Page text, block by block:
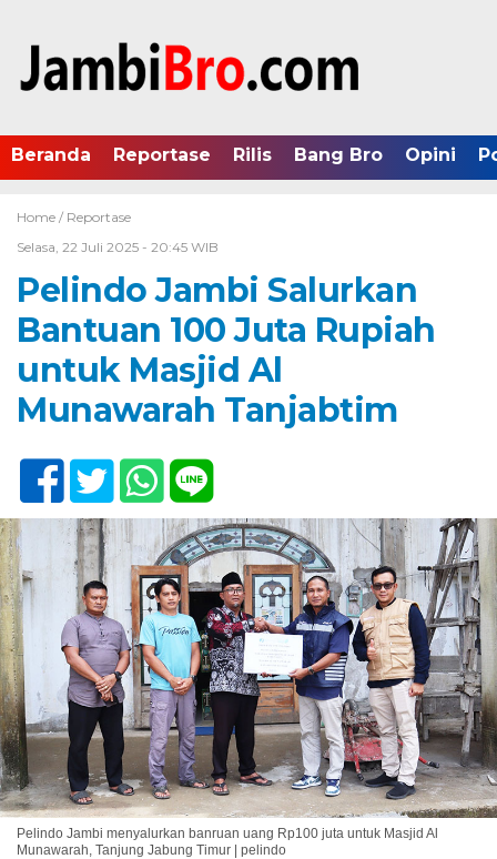
Beranda Reportase Rilis Bang Bro Opini
Home / Reportase
Selasa, 22 Juli 2025 - 20:45 WIB
Pelindo Jambi Salurkan
Bantuan 100 Juta Rupiah
untuk Masjid Al
Munawarah Tanjabtim
Pelindo Jambi menyalurkan banruan uang Rp100 juta untuk Masjid Al
Munawarah, Tanjung Jabung Timur | pelindo